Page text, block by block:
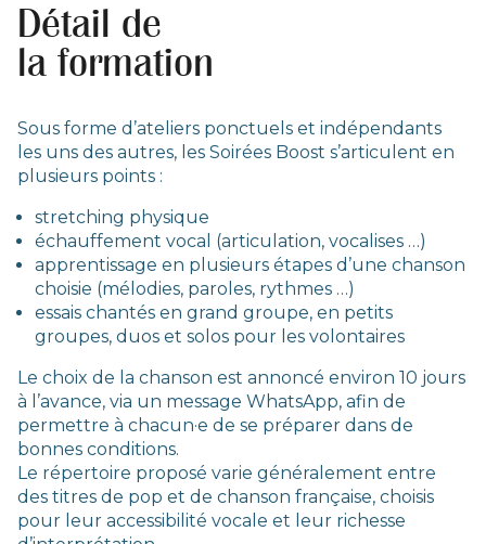
Détail de
la formation
Sous forme d’ateliers ponctuels et indépendants
les uns des autres, les Soirées Boost s’articulent en
plusieurs points :
stretching physique
échauffement vocal (articulation, vocalises …)
apprentissage en plusieurs étapes d’une chanson
choisie (mélodies, paroles, rythmes …)
essais chantés en grand groupe, en petits
groupes, duos et solos pour les volontaires
Le choix de la chanson est annoncé environ 10 jours
à l’avance, via un message WhatsApp, afin de
permettre à chacun·e de se préparer dans de
bonnes conditions.
Le répertoire proposé varie généralement entre
des titres de pop et de chanson française, choisis
pour leur accessibilité vocale et leur richesse